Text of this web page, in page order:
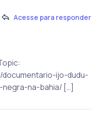
Acesse para responder
ijo-dudu-
na-bahia/ […]